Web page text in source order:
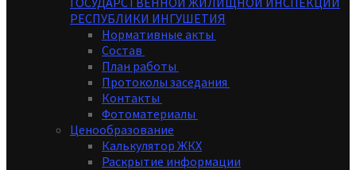
РЕСПУБЛИКИ ИНГУШЕТИЯ
Нормативные акты
Состав
План работы
Протоколы заседания
Контакты
Фотоматериалы
Ценообразование
Калькулятор ЖКХ
Раскрытие информации